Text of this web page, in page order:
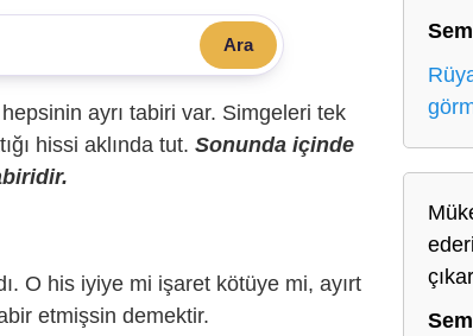
Ara
ayrı tabiri var. Simgeleri tek
hissi aklında tut. Sonunda içinde
O his iyiye mi işaret kötüye mi, ayırt
etmişsin demektir.
çıkar